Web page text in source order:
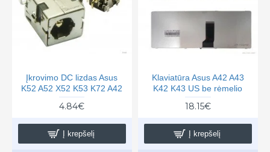
Įkrovimo DC lizdas Asus
K52 A52 X52 K53 K72 A42
4.84€
Į krepšelį
Klaviatūra Asus A42 A43
K42 K43 US be rėmelio
18.15€
Į krepšelį